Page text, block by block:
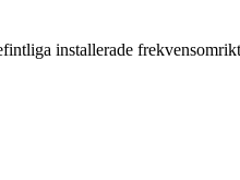
installerade